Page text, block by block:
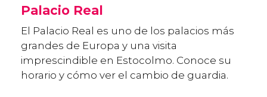
Palacio Real
El Palacio Real es uno de los palacios más
grandes de Europa y una visita
imprescindible en Estocolmo. Conoce su
horario y cómo ver el cambio de guardia.